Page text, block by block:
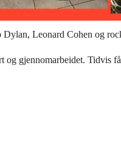
Dylan, Leonard Cohen og
gjennomarbeidet. Tidvis